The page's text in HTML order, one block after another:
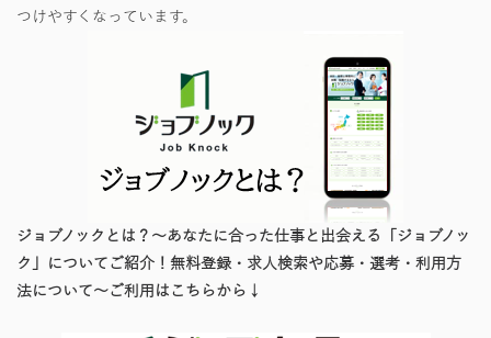
つけやすくなっています。
ジョブノックとは？～あなたに合った仕事と出会える「ジョブノッ
ク」についてご紹介！無料登録・求人検索や応募・選考・利用方
法について～ご利用はこちらから↓